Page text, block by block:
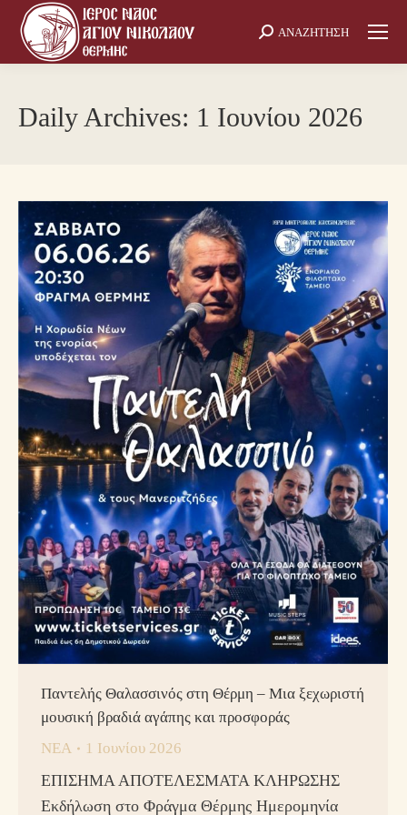
Search:
ΑΝΑΖΗΤΗΣΗ
Daily Archives: 1 Ιουνίου 2026
Παντελής Θαλασσινός στη Θέρμη – Μια ξεχωριστή
μουσική βραδιά αγάπης και προσφοράς
ΝΕΑ
1 Ιουνίου 2026
ΕΠΙΣΗΜΑ ΑΠΟΤΕΛΕΣΜΑΤΑ ΚΛΗΡΩΣΗΣ
Εκδήλωση στο Φράγμα Θέρμης Ημερομηνία